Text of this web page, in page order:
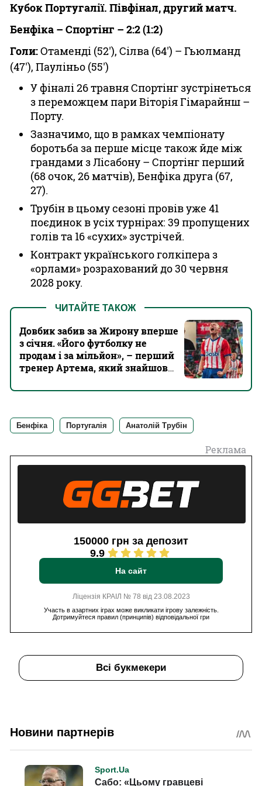
Кубок Португалії. Півфінал, другий матч.
Бенфіка – Спортінг – 2:2 (1:2)
Голи:Отаменді (52'), Сілва (64') – Гьюлманд
(47'), Пауліньо (55')
У фіналі 26 травня Спортінг зустрінеться
з переможцем пари Віторія Гімарайнш –
Порту.
Зазначимо, що в рамках чемпіонату
боротьба за перше місце також йде між
грандами з Лісабону – Спортінг перший
(68 очок, 26 матчів), Бенфіка друга (67,
27).
Трубін в цьому сезоні провів уже 41
поєдинок в усіх турнірах: 39 пропущених
голів та 16 «сухих» зустрічей.
Контракт українського голкіпера з
«орлами» розрахований до 30 червня
2028 року.
ЧИТАЙТЕ ТАКОЖ
Довбик забив за Жирону вперше
з січня. «Його футболку не
продам і за мільйон», – перший
тренер Артема, який знайшов
Бенфіка Португалія Анатолій Трубін
Реклама
150000 грн за депозит
9.9
На сайт
Ліцензія КРАІЛ № 78 від 23.08.2023
Участь в азартних іграх може викликати ігрову залежність.
Дотримуйтеся правил (принципів) відповідальної гри
Всі букмекери